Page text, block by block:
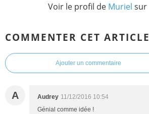
Voir le profil de Muriel sur
COMMENTER CET ARTICLE
Ajouter un commentaire
A Audrey 11/12/2016 10:54
Génial comme idée !